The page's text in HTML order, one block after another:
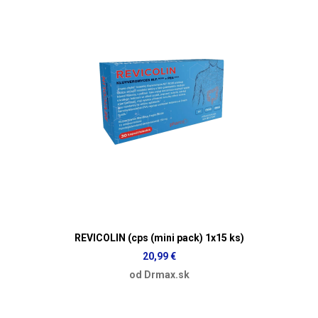
REVICOLIN (cps (mini pack) 1x15 ks)
20,99 €
od Drmax.sk